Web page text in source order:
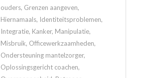
ouders, Grenzen aangeven,
Hiernamaals, Identiteitsproblemen,
Integratie, Kanker, Manipulatie,
Misbruik, Officewerkzaamheden,
Ondersteuning mantelzorger,
Oplossingsgericht coachen,